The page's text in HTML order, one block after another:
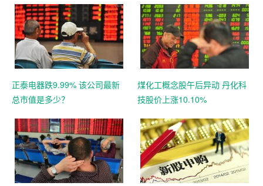
正泰电器跌9.99% 该公司最新
总市值是多少？
煤化工概念股午后异动 丹化科
技股价上涨10.10%